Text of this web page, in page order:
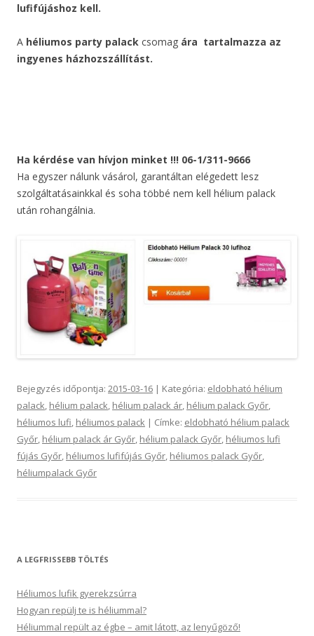
lufifújáshoz kell.
A héliumos party palack csomag ára tartalmazza az
ingyenes házhozszállítást.
Ha kérdése van hívjon minket !!! 06-1/311-9666
Ha egyszer nálunk vásárol, garantáltan elégedett lesz
szolgáltatásainkkal és soha többé nem kell hélium palack
után rohangálnia.
Bejegyzés időpontja: 2015-03-16 | Kategória: eldobható hélium
palack, hélium palack, hélium palack ár, hélium palack Győr,
héliumos lufi, héliumos palack | Címke: eldobható hélium palack
Győr, hélium palack ár Győr, hélium palack Győr, héliumos lufi
fújás Győr, héliumos lufifújás Győr, héliumos palack Győr,
héliumpalack Győr
A LEGFRISSEBB TÖLTÉS
Héliumos lufik gyerekzsúrra
Hogyan repülj te is héliummal?
Héliummal repült az égbe – amit látott, az lenyűgöző!